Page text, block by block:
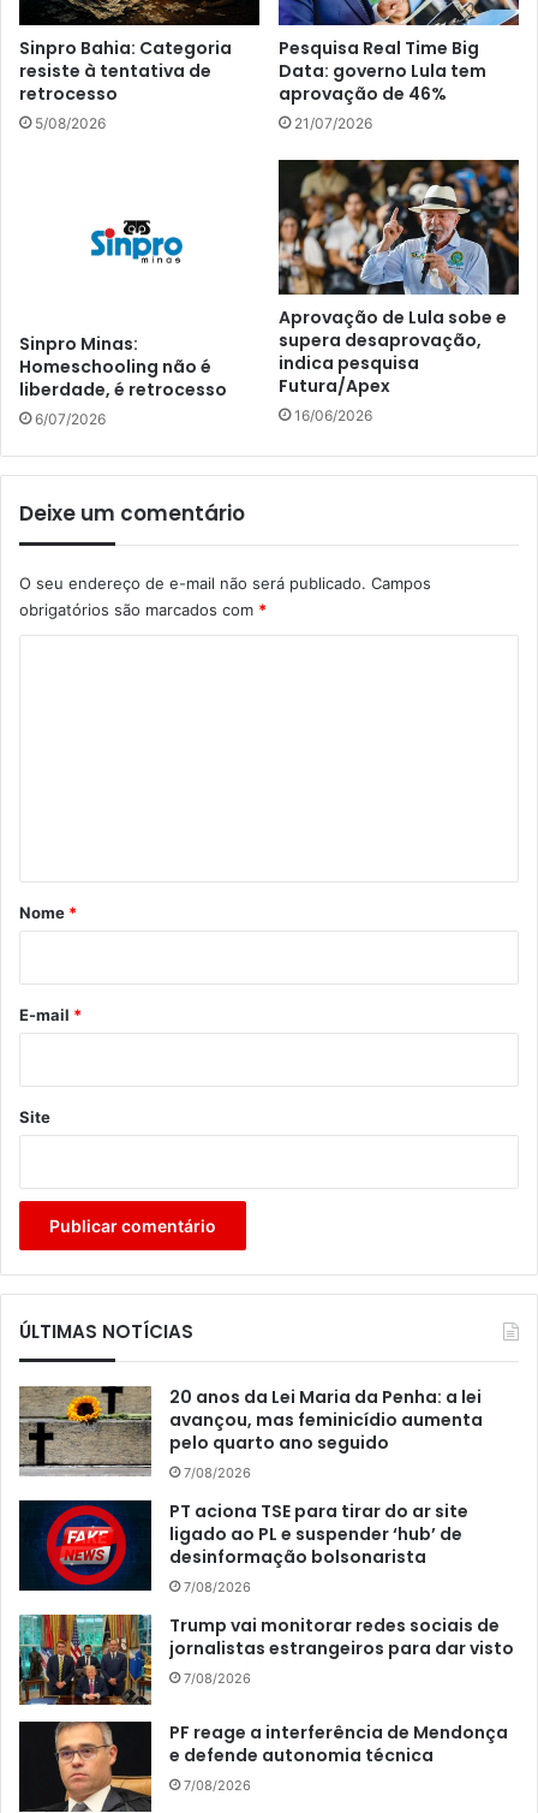
Sinpro Bahia: Categoria
resiste à tentativa de
retrocesso
5/08/2026
Pesquisa Real Time Big
Data: governo Lula tem
aprovação de 46%
21/07/2026
Sinpro Minas:
Homeschooling não é
liberdade, é retrocesso
6/07/2026
Aprovação de Lula sobe e
supera desaprovação,
indica pesquisa
Futura/Apex
16/06/2026
Deixe um comentário
O seu endereço de e-mail não será publicado. Campos
obrigatórios são marcados com *
r
*
Nome *
E-mail *
Site
ÚLTIMAS NOTÍCIAS
20 anos da Lei Maria da Penha: a lei
avançou, mas feminicídio aumenta
pelo quarto ano seguido
7/08/2026
PT aciona TSE para tirar do ar site
ligado ao PL e suspender ‘hub’ de
desinformação bolsonarista
7/08/2026
Trump vai monitorar redes sociais de
jornalistas estrangeiros para dar visto
7/08/2026
PF reage a interferência de Mendonça
e defende autonomia técnica
7/08/2026